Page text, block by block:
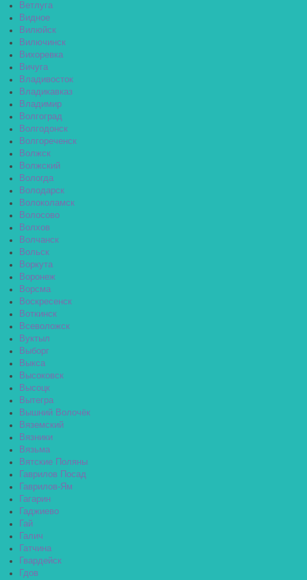
Ветлуга
Видное
Вилюйск
Вилючинск
Вихоревка
Вичуга
Владивосток
Владикавказ
Владимир
Волгоград
Волгодонск
Волгореченск
Волжск
Волжский
Вологда
Володарск
Волоколамск
Волосово
Волхов
Волчанск
Вольск
Воркута
Воронеж
Ворсма
Воскресенск
Воткинск
Всеволожск
Вуктыл
Выборг
Выкса
Высоковск
Высоцк
Вытегра
Вышний Волочёк
Вяземский
Вязники
Вязьма
Вятские Поляны
Гаврилов Посад
Гаврилов-Ям
Гагарин
Гаджиево
Гай
Галич
Гатчина
Гвардейск
Гдов